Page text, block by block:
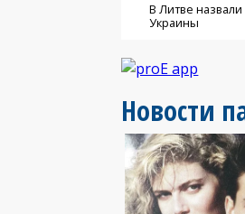
В Литве
Украины
Новости